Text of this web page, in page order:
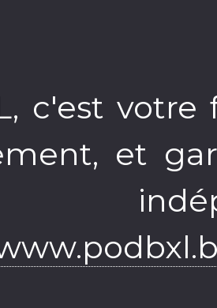
c'est
et